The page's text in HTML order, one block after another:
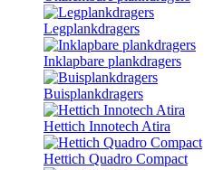
Legplankdragers
Inklapbare plankdragers
Buisplankdragers
Hettich Innotech Atira
Hettich Quadro Compact